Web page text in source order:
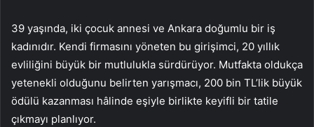
39 yaşında, iki çocuk annesi ve Ankara doğumlu bir iş
kadınıdır. Kendi firmasını yöneten bu girişimci, 20 yıllık
evliliğini büyük bir mutlulukla sürdürüyor. Mutfakta oldukça
yetenekli olduğunu belirten yarışmacı, 200 bin TL’lik büyük
ödülü kazanması hâlinde eşiyle birlikte keyifli bir tatile
çıkmayı planlıyor.